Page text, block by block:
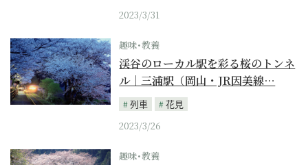
2023/3/31
趣味･教養
渓谷のローカル駅を彩る桜のトンネ
ル｜三浦駅（岡山・JR因美線…
列車
花見
2023/3/26
趣味･教養